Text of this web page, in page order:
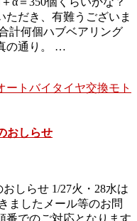
ただき、有難うございま
計何個ハブベアリング
の通り。 …
おしらせ
しらせ 1/27火・28水は
ましたメール等のお問